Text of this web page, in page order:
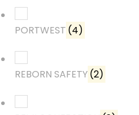
PORTWEST (4)
REBORN SAFETY(2)